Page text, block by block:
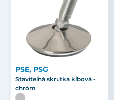
PSE, PSG
Staviteľná skrutka kĺbová -
chróm